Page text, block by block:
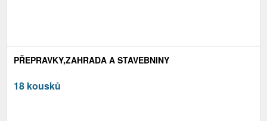
PŘEPRAVKY,ZAHRADA A STAVEBNINY
18 kousků